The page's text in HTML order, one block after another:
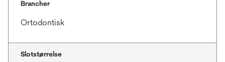
Brancher
Ortodontisk
Slotstørrelse